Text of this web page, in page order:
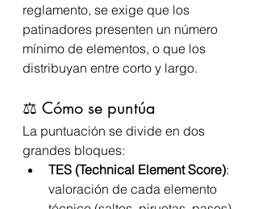
reglamento, se exige que los
patinadores presenten un número
mínimo de elementos, o que los
distribuyan entre corto y largo.
⚖️ Cómo se puntúa
La puntuación se divide en dos
grandes bloques:
TES (Technical Element Score):
valoración de cada elemento